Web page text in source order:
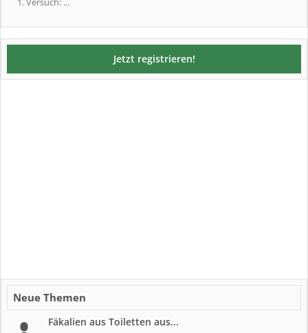
Jetzt registrieren!
Neue Themen
Fäkalien aus Toiletten aus...